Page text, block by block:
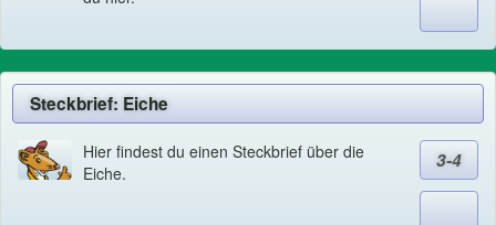
Steckbrief: Eiche
Hier findest du einen Steckbrief über die
Eiche.
3-4